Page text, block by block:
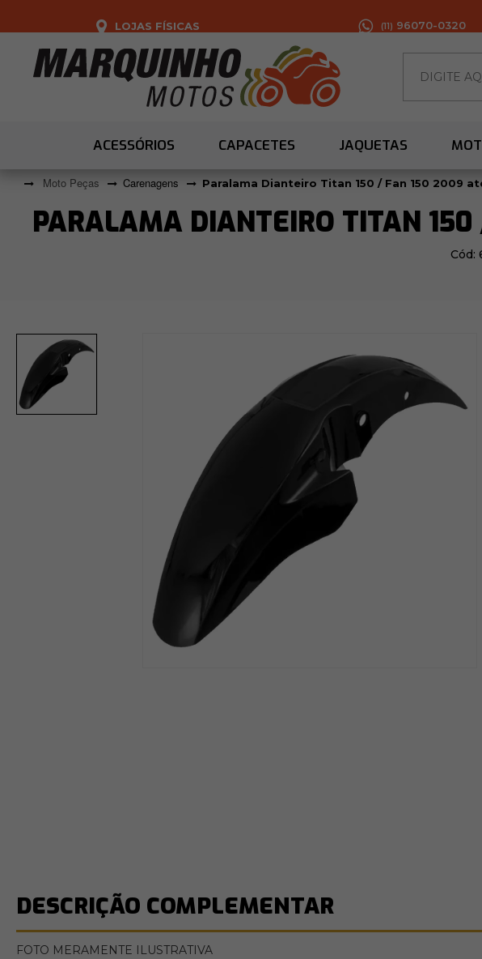
LOJAS FÍSICAS (11) 96070-0320
ACESSÓRIOS CAPACETES JAQUETAS
Moto Peças Carenagens Paralama Dianteiro Titan 150 / Fan 150 2009
PARALAMA DIANTEIRO TITAN
Cód:
DESCRIÇÃO COMPLEMENTAR
FOTO MERAMENTE ILUSTRATIVA